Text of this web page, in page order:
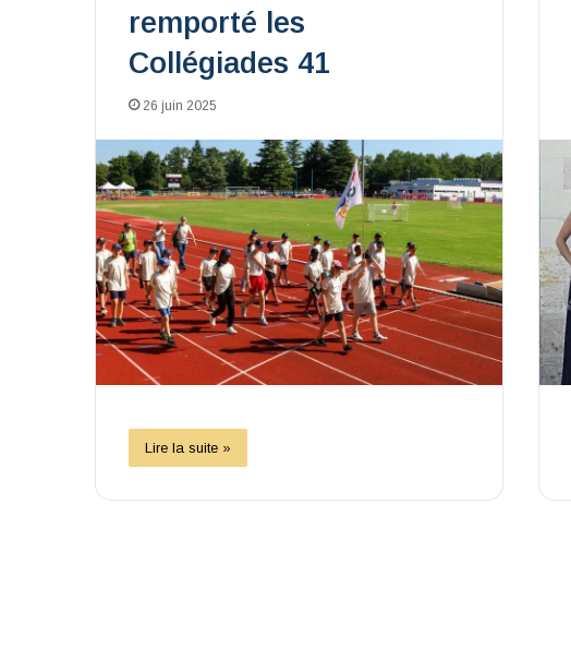
remporté les
Collégiades 41
26 juin 2025
Lire la suite »